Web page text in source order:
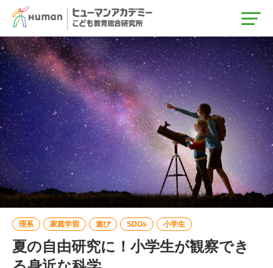
トップ
カテゴリ
STEAM教育
グローバル教育
調査・レポート
タグ
プログラミング ロボット
理系 家庭学習 遊び SDGs 小学生
夏の自由研究に！小学生が観察でき